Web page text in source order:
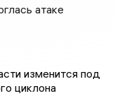
атаке
изменится под
циклона